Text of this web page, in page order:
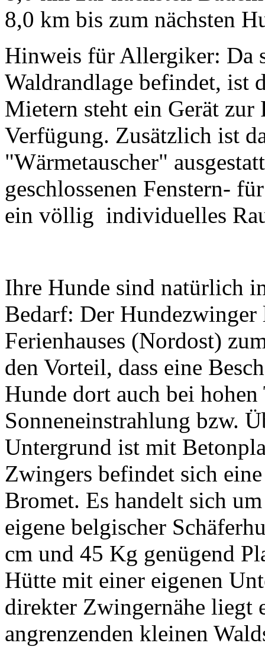
8,0 km bis zum nächsten
Hinweis für Allergiker: Da
Waldrandlage befindet, ist
Mietern steht ein Gerät
Verfügung. Zusätzlich ist
"Wärmetauscher"
geschlossenen Fenstern-
ein völlig individuelles
Ihre Hunde sind natürlich
Bedarf: Der Hundezwinger
Ferienhauses (Nordost)
den Vorteil, dass eine
Hunde dort auch bei
Sonneneinstrahlung bzw.
Untergrund ist mit
Zwingers befindet sich
Bromet. Es handelt sich
eigene belgischer
cm und 45 Kg genügend
Hütte mit einer eigenen
direkter Zwingernähe liegt
angrenzenden kleinen